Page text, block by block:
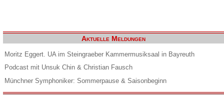
Aktuelle Meldungen
Moritz Eggert. UA im Steingraeber Kammermusiksaal in Bayreuth
Podcast mit Unsuk Chin & Christian Fausch
Münchner Symphoniker: Sommerpause & Saisonbeginn